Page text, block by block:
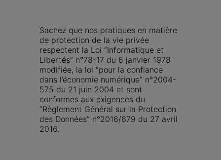
Sachez que nos pratiques en matière
de protection de la vie privée
respectent la Loi “Informatique et
Libertés” n°78-17 du 6 janvier 1978
modifiée, la loi “pour la confiance
dans l’économie numérique” n°2004-
575 du 21 juin 2004 et sont
conformes aux exigences du
“Règlement Général sur la Protection
des Données” n°2016/679 du 27 avril
2016.